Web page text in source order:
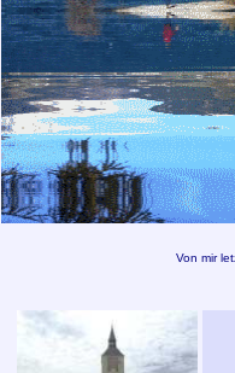
Von mir